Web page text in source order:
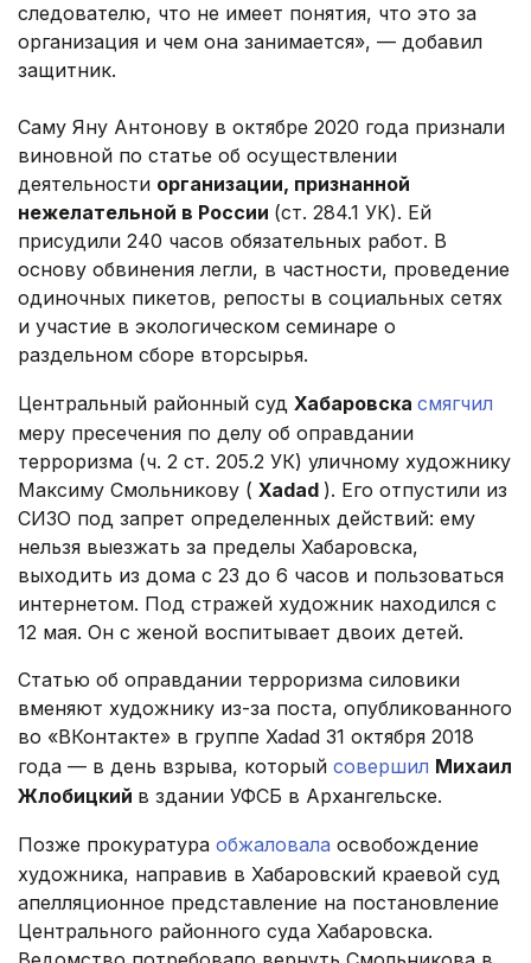
следователю, что не имеет понятия, что это за
организация и чем она занимается», — добавил
защитник.
Саму Яну Антонову в октябре 2020 года признали
виновной по статье об осуществлении
деятельности организации, признанной
нежелательной в России (ст. 284.1 УК). Ей
присудили 240 часов обязательных работ. В
основу обвинения легли, в частности, проведение
одиночных пикетов, репосты в социальных сетях
и участие в экологическом семинаре о
раздельном сборе вторсырья.
Центральный районный суд Хабаровска смягчил
меру пресечения по делу об оправдании
терроризма (ч. 2 ст. 205.2 УК) уличному художнику
Максиму Смольникову ( Xadad ). Его отпустили из
СИЗО под запрет определенных действий: ему
нельзя выезжать за пределы Хабаровска,
выходить из дома с 23 до 6 часов и пользоваться
интернетом. Под стражей художник находился с
12 мая. Он с женой воспитывает двоих детей.
Статью об оправдании терроризма силовики
вменяют художнику из-за поста, опубликованного
во «ВКонтакте» в группе Xadad 31 октября 2018
года — в день взрыва, который совершил Михаил
Жлобицкий в здании УФСБ в Архангельске.
Позже прокуратура обжаловала освобождение
художника, направив в Хабаровский краевой суд
апелляционное представление на постановление
Центрального районного суда Хабаровска.